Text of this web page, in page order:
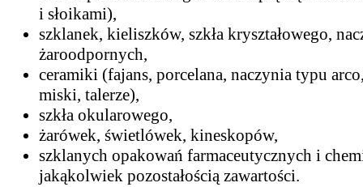
i słoikami),
szklanek, kieliszków, szkła kryształowego,
żaroodpornych,
ceramiki (fajans, porcelana, naczynia typu
miski, talerze),
szkła okularowego,
żarówek, świetlówek, kineskopów,
szklanych opakowań farmaceutycznych i
jakąkolwiek pozostałością zawartości.